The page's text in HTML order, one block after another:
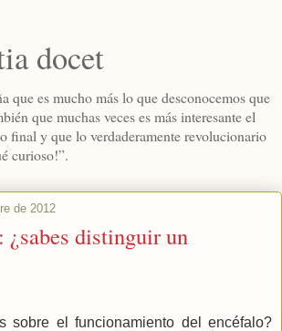
docet
que es mucho más lo que desconocemos que
que muchas veces es más interesante el
final y que lo verdaderamente revolucionario
curioso!”.
de 2012
distinguir un
sobre el funcionamiento del encéfalo?